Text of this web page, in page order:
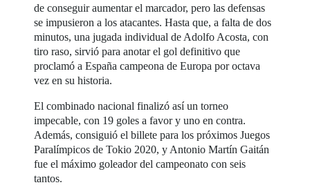
de conseguir aumentar el marcador, pero las defensas
se impusieron a los atacantes. Hasta que, a falta de dos
minutos, una jugada individual de Adolfo Acosta, con
tiro raso, sirvió para anotar el gol definitivo que
proclamó a España campeona de Europa por octava
vez en su historia.
El combinado nacional finalizó así un torneo
impecable, con 19 goles a favor y uno en contra.
Además, consiguió el billete para los próximos Juegos
Paralímpicos de Tokio 2020, y Antonio Martín Gaitán
fue el máximo goleador del campeonato con seis
tantos.